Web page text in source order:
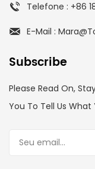
Telefone : +86
E-Mail :
Subscribe
Please Read On,
You To Tell Us What